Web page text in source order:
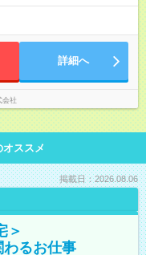
詳細へ
会社
ススメ
掲載日：2026.08.06
＞
るお仕事